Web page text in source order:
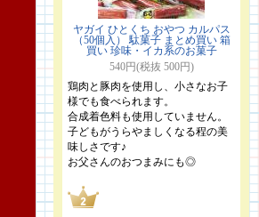
ヤガイ ひとくち おやつ カルパス
（50個入） 駄菓子 まとめ買い 箱
買い 珍味・イカ系のお菓子
540円(税抜 500円)
鶏肉と豚肉を使用し、小さなお子
様でも食べられます。
合成着色料も使用していません。
子どもがうらやましくなる程の美
味しさです♪
お父さんのおつまみにも◎